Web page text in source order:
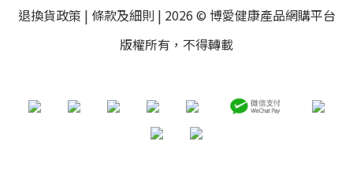
退換貨政策 | 條款及細則 | 2026 © 博愛健康產品網購平台
版權所有，不得轉載